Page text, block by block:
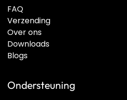
FAQ
Verzending
Over ons
Downloads
Blogs
Ondersteuning